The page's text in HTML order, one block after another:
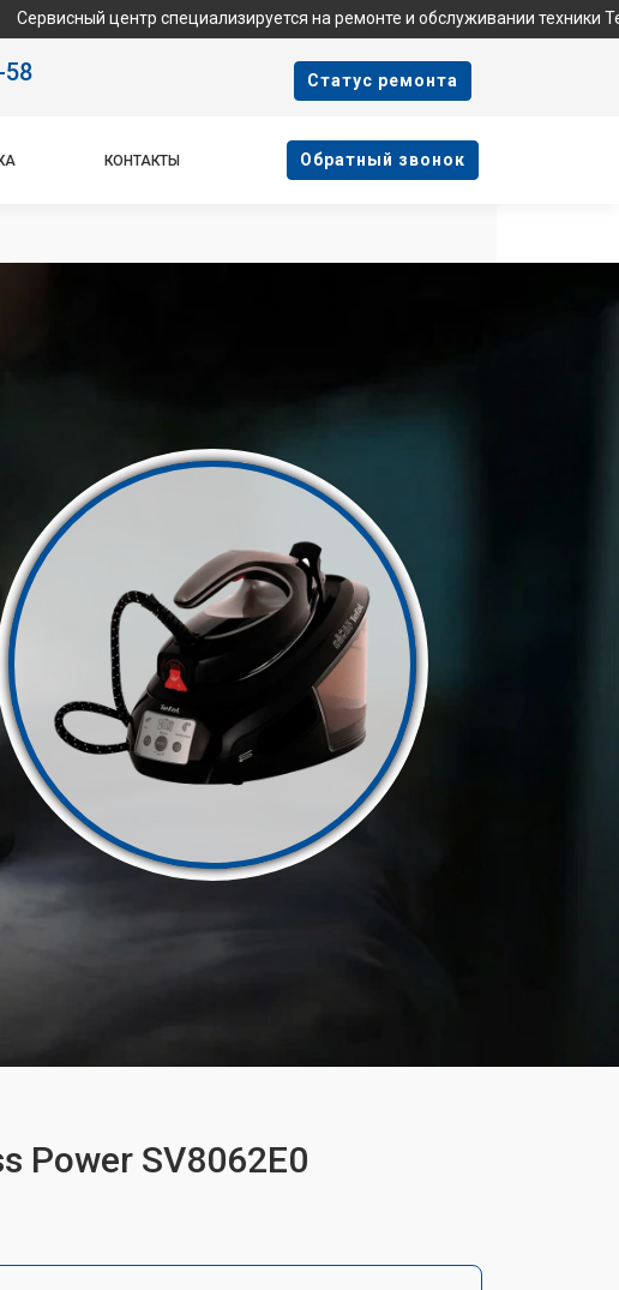
центр специализируется на ремонте и обслуживании техники Tefal. Мы
58 Cтатус ремонта
КОНТАКТЫ Oбратный звонок
Power SV8062E0